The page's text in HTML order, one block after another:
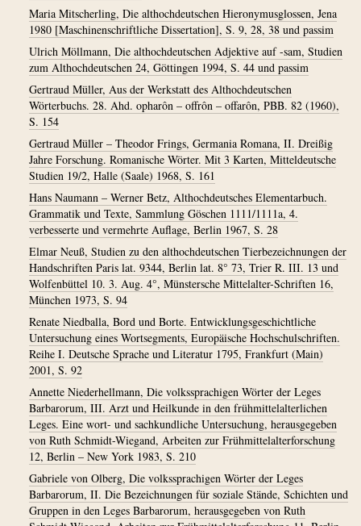
Maria Mitscherling, Die althochdeutschen Hieronymusglossen, Jena
1980 [Maschinenschriftliche Dissertation], S. 9, 28, 38 und passim
Ulrich Möllmann, Die althochdeutschen Adjektive auf -sam, Studien
zum Althochdeutschen 24, Göttingen 1994, S. 44 und passim
Gertraud Müller, Aus der Werkstatt des Althochdeutschen
Wörterbuchs. 28. Ahd. opharôn – offrôn – offarôn, PBB. 82 (1960),
S. 154
Gertraud Müller – Theodor Frings, Germania Romana, II. Dreißig
Jahre Forschung. Romanische Wörter. Mit 3 Karten, Mitteldeutsche
Studien 19/2, Halle (Saale) 1968, S. 161
Hans Naumann – Werner Betz, Althochdeutsches Elementarbuch.
Grammatik und Texte, Sammlung Göschen 1111/1111a, 4.
verbesserte und vermehrte Auflage, Berlin 1967, S. 28
Elmar Neuß, Studien zu den althochdeutschen Tierbezeichnungen der
Handschriften Paris lat. 9344, Berlin lat. 8° 73, Trier R. III. 13 und
Wolfenbüttel 10. 3. Aug. 4°, Münstersche Mittelalter-Schriften 16,
München 1973, S. 94
Renate Niedballa, Bord und Borte. Entwicklungsgeschichtliche
Untersuchung eines Wortsegments, Europäische Hochschulschriften.
Reihe I. Deutsche Sprache und Literatur 1795, Frankfurt (Main)
2001, S. 92
Annette Niederhellmann, Die volkssprachigen Wörter der Leges
Barbarorum, III. Arzt und Heilkunde in den frühmittelalterlichen
Leges. Eine wort- und sachkundliche Untersuchung, herausgegeben
von Ruth Schmidt-Wiegand, Arbeiten zur Frühmittelalterforschung
12, Berlin – New York 1983, S. 210
Gabriele von Olberg, Die volkssprachigen Wörter der Leges
Barbarorum, II. Die Bezeichnungen für soziale Stände, Schichten und
Gruppen in den Leges Barbarorum, herausgegeben von Ruth